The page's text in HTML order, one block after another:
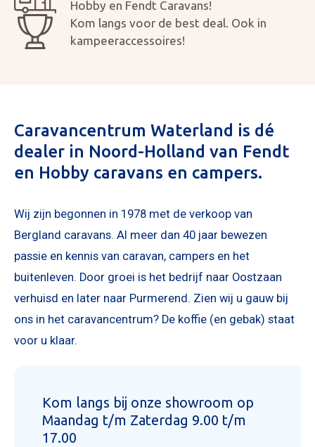
OVER
Mijn bericht versturen
Hobby en Fendt Caravans!
Kom langs voor de best deal. Ook in
kampeeraccessoires!
Caravancentrum Waterland is dé
dealer in Noord-Holland van Fendt
en Hobby caravans en campers.
Wij zijn begonnen in 1978 met de verkoop van
Bergland caravans. Al meer dan 40 jaar bewezen
passie en kennis van caravan, campers en het
buitenleven. Door groei is het bedrijf naar Oostzaan
verhuisd en later naar Purmerend. Zien wij u gauw bij
ons in het caravancentrum? De koffie (en gebak) staat
voor u klaar.
Kom langs bij onze showroom op
Maandag t/m Zaterdag 9.00 t/m
17.00